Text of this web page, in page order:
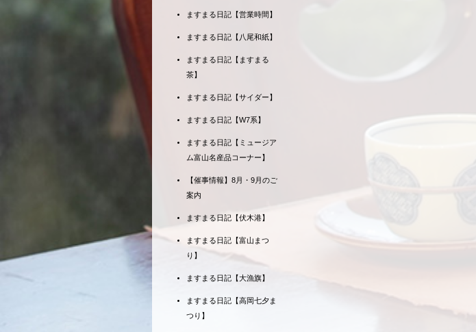
ますまる日記【営業時間】
ますまる日記【八尾和紙】
ますまる日記【ますまる
茶】
ますまる日記【サイダー】
ますまる日記【W7系】
ますまる日記【ミュージア
ム富山名産品コーナー】
【催事情報】8月・9月のご
案内
ますまる日記【伏木港】
ますまる日記【富山まつ
り】
ますまる日記【大漁旗】
ますまる日記【高岡七夕ま
つり】